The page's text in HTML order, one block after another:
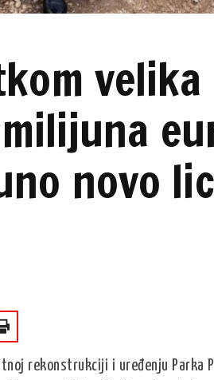
velika
novo
rekonstrukciji i uređenju Parka